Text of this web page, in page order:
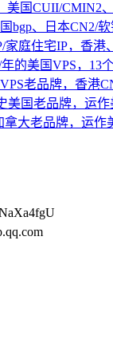
美国CUII/CMIN2
bgp、日本CN2/
家庭住宅IP，香
年的美国VPS，13
老品牌，香港
美国老品牌，运
拿大老品牌，运